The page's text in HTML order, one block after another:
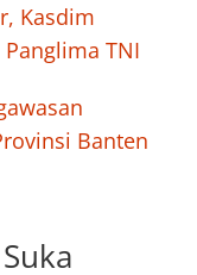
Kasdim
TNI
Banten